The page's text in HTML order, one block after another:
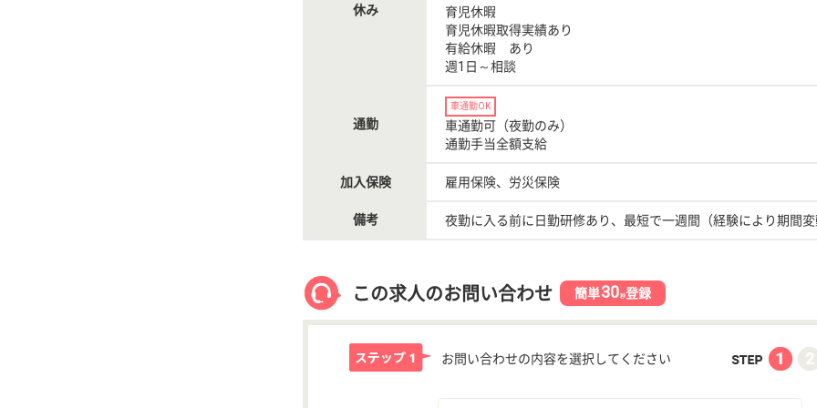
休み
育児休暇
育児休暇取得実績あり
有給休暇 あり
週1日～相談
通勤
車通勤OK
車通勤可（夜勤のみ）
通勤手当全額支給
加入保険 雇用保険、労災保険
備考 夜勤に入る前に日勤研修あり、最短で一週間（経験により期間
この求人のお問い合わせ 簡単30秒登録
お問い合わせの内容を選択してください